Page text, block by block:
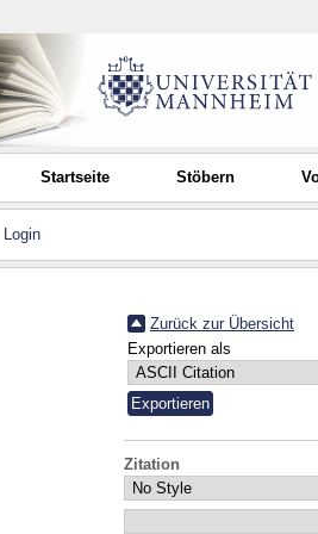
Startseite Stöbern
Login
Zurück zur Übersicht
Exportieren als
Zitation